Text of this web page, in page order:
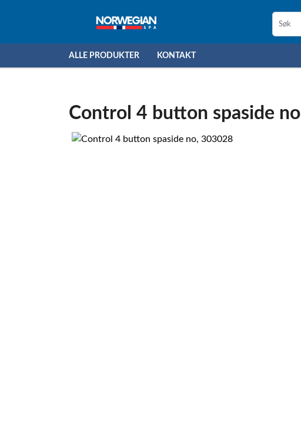
ALLE PRODUKTER KONTAKT
Control 4 button spaside no